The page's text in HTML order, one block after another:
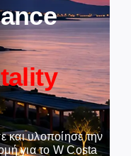
και υλοποίησε την
για το W Costa